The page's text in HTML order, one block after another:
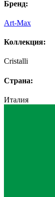
Бренд:
Art-Max
Коллекция:
Cristalli
Страна:
Италия